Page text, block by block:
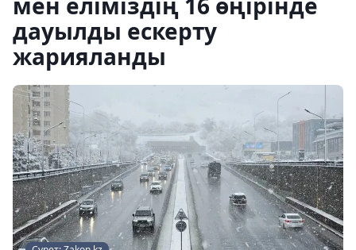
дауылды ескерту
жарияланды